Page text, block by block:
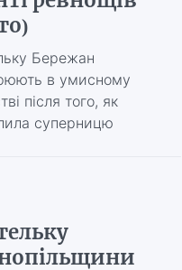
Бережан
в умисному
після того, як
суперницю